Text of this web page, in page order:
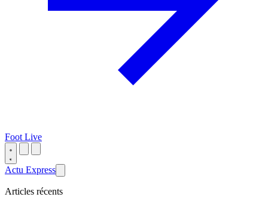
Foot Live
Actu Express
Articles récents